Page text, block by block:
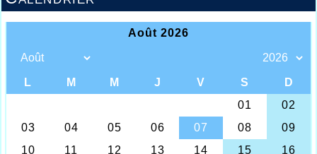
REGIONALE SUR 1000m,
LE DEMI-FOND EN EVIDENCE A
C’est sous des conditions météo très peu
favorables à la performance que s’est déroulé